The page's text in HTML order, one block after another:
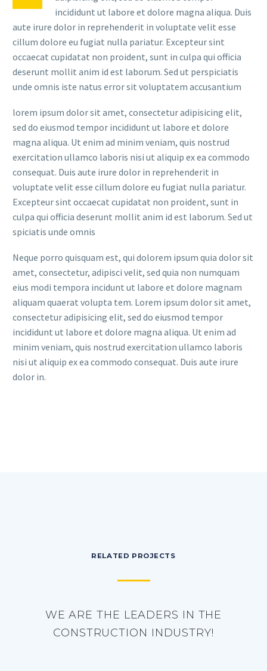
incididunt ut labore et dolore magna aliqua. Duis
aute irure dolor in reprehenderit in voluptate velit esse
cillum dolore eu fugiat nulla pariatur. Excepteur sint
occaecat cupidatat non proident, sunt in culpa qui officia
deserunt mollit anim id est laborum. Sed ut perspiciatis
unde omnis iste natus error sit voluptatem accusantium
lorem ipsum dolor sit amet, consectetur adipisicing elit,
sed do eiusmod tempor incididunt ut labore et dolore
magna aliqua. Ut enim ad minim veniam, quis nostrud
exercitation ullamco laboris nisi ut aliquip ex ea commodo
consequat. Duis aute irure dolor in reprehenderit in
voluptate velit esse cillum dolore eu fugiat nulla pariatur.
Excepteur sint occaecat cupidatat non proident, sunt in
culpa qui officia deserunt mollit anim id est laborum. Sed ut
spiciatis unde omnis
Neque porro quisquam est, qui dolorem ipsum quia dolor sit
amet, consectetur, adipisci velit, sed quia non numquam
eius modi tempora incidunt ut labore et dolore magnam
aliquam quaerat volupta tem. Lorem ipsum dolor sit amet,
consectetur adipisicing elit, sed do eiusmod tempor
incididunt ut labore et dolore magna aliqua. Ut enim ad
minim veniam, quis nostrud exercitation ullamco laboris
nisi ut aliquip ex ea commodo consequat. Duis aute irure
dolor in.
RELATED PROJECTS
WE ARE THE LEADERS IN THE
CONSTRUCTION INDUSTRY!